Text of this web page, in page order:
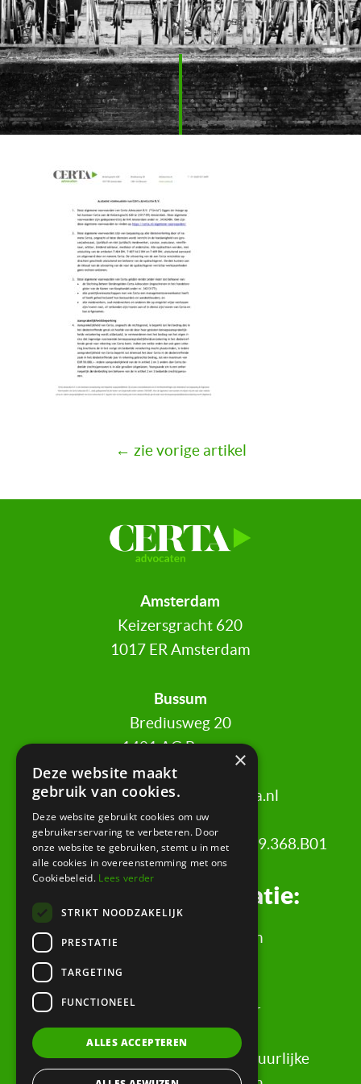
← zie vorige artikel
Amsterdam
Keizersgracht 620
1017 ER Amsterdam
Bussum
Brediusweg 20
1401 AG Bussum
020 521 6699 | info@certa.nl
KvK: 34342484 | BTW nr: 8208.79.368.B01
Juridische informatie:
Algemene Voorwaarden
Rechtsgebiedenregister
Evaluatieformulier
Rechten & informatie voor natuurlijke
×
Deze website maakt
gebruik van cookies.
Deze website gebruikt cookies om uw
gebruikerservaring te verbeteren. Door
onze website te gebruiken, stemt u in met
alle cookies in overeenstemming met ons
Cookiebeleid. Lees verder
STRIKT NOODZAKELIJK
PRESTATIE
TARGETING
FUNCTIONEEL
ALLES ACCEPTEREN